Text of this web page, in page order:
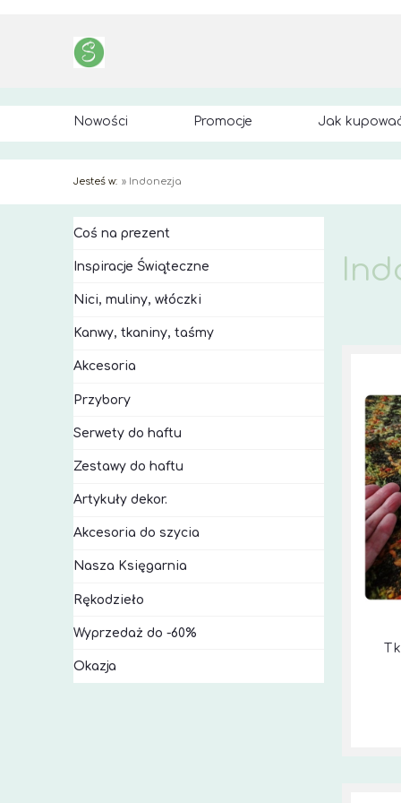
Nowości Promocje Jak
Jesteś w: » Indonezja
Coś na prezent
Inspiracje Świąteczne
Nici, muliny, włóczki
Kanwy, tkaniny, taśmy
Akcesoria
Przybory
Serwety do haftu
Zestawy do haftu
Artykuły dekor.
Akcesoria do szycia
Nasza Księgarnia
Rękodzieło
Wyprzedaż do -60%
Okazja